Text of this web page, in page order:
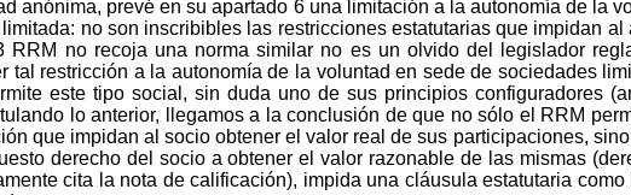
anónima, prevé en su apartado 6 una limitación a la autonomía de la
no son inscribibles las restricciones estatutarias que impidan
RRM no recoja una norma similar no es un olvido del legislador
tal restricción a la autonomía de la voluntad en sede de sociedades
este tipo social, sin duda uno de sus principios configuradores
lo anterior, llegamos a la conclusión de que no sólo el RRM
que impidan al socio obtener el valor real de sus participaciones,
derecho del socio a obtener el valor razonable de las mismas
cita la nota de calificación), impida una cláusula estatutaria